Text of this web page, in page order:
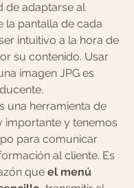
de adaptarse al
la pantalla de cada
intuitivo a la hora de
su contenido. Usar
imagen JPG es
una herramienta de
importante y tenemos
para comunicar
al cliente. Es
que el menú